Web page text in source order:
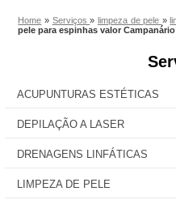
Home » Serviços» limpeza de pele »
pele para espinhas valor Campanário
ACUPUNTURAS ESTÉTICAS
DEPILAÇÃO A LASER
DRENAGENS LINFÁTICAS
LIMPEZA DE PELE